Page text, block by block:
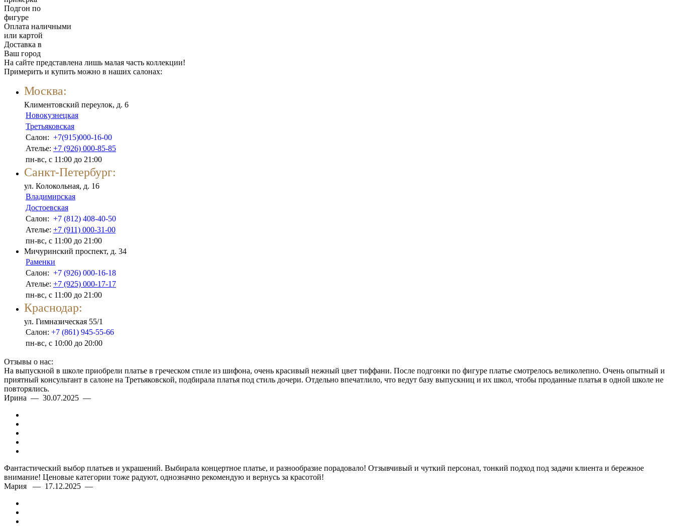
Подгон по
фигуре
Оплата наличными
или картой
Доставка в
Ваш город
На сайте представлена лишь малая часть коллекции!
Примерить и купить можно в наших салонах:
Москва:
Климентовский переулок, д. 6
Новокузнецкая
Третьяковская
Салон: +7(915)000-16-00
Ателье: +7 (926) 000-85-85
пн-вс, с 11:00 до 21:00
Санкт-Петербург:
ул. Колокольная, д. 16
Владимирская
Достоевская
Салон: +7 (812) 408-40-50
Ателье: +7 (911) 000-31-00
пн-вс, с 11:00 до 21:00
Мичуринский проспект, д. 34
Раменки
Салон: +7 (926) 000-16-18
Ателье: +7 (925) 000-17-17
пн-вс, с 11:00 до 21:00
Краснодар:
ул. Гимназическая 55/1
Салон: +7 (861) 945-55-66
пн-вс, с 10:00 до 20:00
Отзывы о нас:
На выпускной в школе приобрели платье в греческом стиле из шифона, очень красивый нежный цвет тиффани. После подгонки по фигуре платье смотрелось великолепно. Очень опытный и
приятный консультант в салоне на Третьяковской, подбирала платья под стиль дочери. Отдельно впечатлило, что ведут базу выпускниц и их школ, чтобы проданные платья в одной школе не
повторялись.
Ирина — 30.07.2025 —
Фантастический выбор платьев и украшений. Выбирала концертное платье, и разнообразие порадовало! Отзывчивый и чуткий персонал, тонкий подход под задачи клиента и бережное
внимание! Ценовые категории тоже радуют, однозначно рекомендую и вернусь за красотой!
Мария — 17.12.2025 —